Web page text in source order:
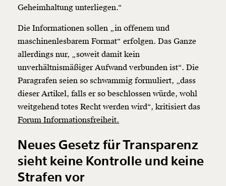
Geheimhaltung unterliegen.“
Die Informationen sollen „in offenem und
maschinenlesbarem Format“ erfolgen. Das Ganze
allerdings nur, „soweit damit kein
unverhältnismäßiger Aufwand verbunden ist“. Die
Paragrafen seien so schwammig formuliert, „dass
dieser Artikel, falls er so beschlossen würde, wohl
weitgehend totes Recht werden wird“, kritisiert das
Forum Informationsfreiheit.
Neues Gesetz für Transparenz
sieht keine Kontrolle und keine
Strafen vor